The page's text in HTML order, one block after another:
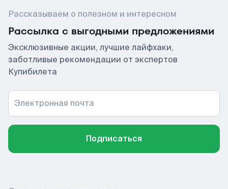
Рассказываем о полезном и интересном
Рассылка с выгодными предложениями
Эксклюзивные акции, лучшие лайфхаки,
заботливые рекомендации от экспертов
Купибилета
Электронная почта
Подписаться